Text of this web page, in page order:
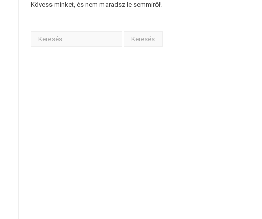
Kövess minket, és nem maradsz le semmiről!